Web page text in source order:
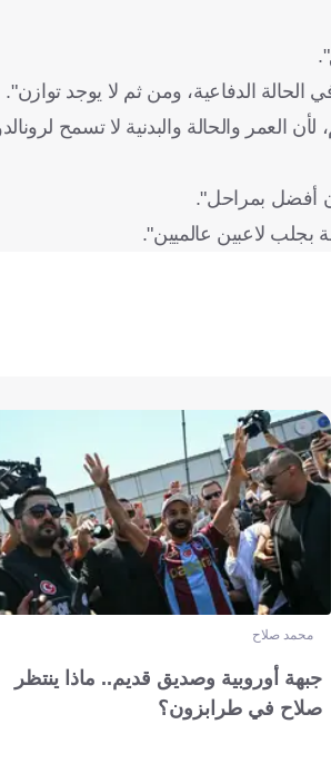
الدفاعية، ومن ثم لا يوجد توازن".
والحالة والبدنية لا تسمح
أفضل بمراحل".
بجلب لاعبين عالميين".
محمد صلاح
جبهة أوروبية وصديق قديم.. ماذا ينتظر
صلاح في طرابزون؟